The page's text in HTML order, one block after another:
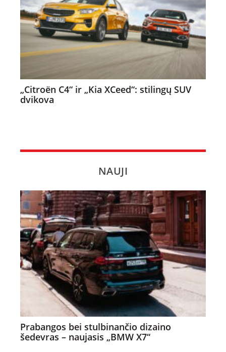
„Citroën C4“ ir „Kia XCeed“: stilingų SUV
dvikova
NAUJI
Prabangos bei stulbinančio dizaino
šedevras – naujasis „BMW X7“